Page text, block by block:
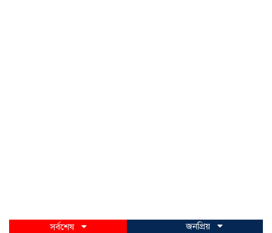
সর্বশেষ
জনপ্রিয়